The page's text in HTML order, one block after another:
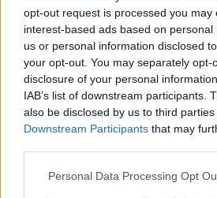
opt-out request is processed you may
interest-based ads based on
us or personal information disclosed
your opt-out. You may separately opt-
disclosure of your personal
IAB’s list of downstream participants.
also be disclosed by us to third
Downstream Participants that may
Personal Data Processing Opt
en su web para confirmar el
stock. Porque cuando la
vuela. En pocas palabras, un
deberías dejar escapar.